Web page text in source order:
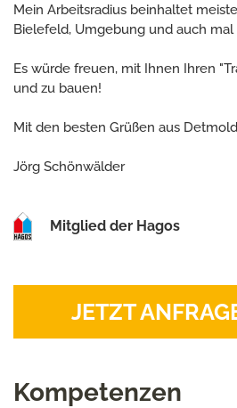
Mein Arbeitsradius beinhaltet
Bielefeld, Umgebung und auch mal
Es würde freuen, mit Ihnen Ihren
und zu bauen!
Mit den besten Grüßen aus Detmold
Jörg Schönwälder
Mitglied der Hagos
JETZT
Kompetenzen